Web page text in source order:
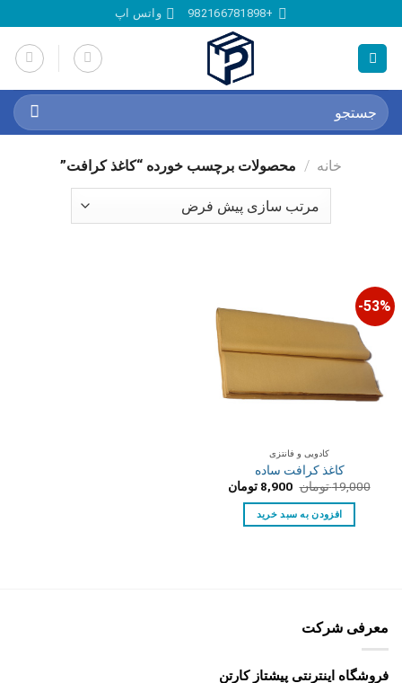
to
content
+982166781898 واتس اپ
جستجو
برای:
خانه / محصولات برچسب خورده “کاغذ کرافت”
53%-
کادویی و فانتزی
کاغذ کرافت ساده
19,000تومان قیمت
اصلی:
19,000 تومان
بود.
8,900 تومانقیمت
افزودن به سبد خرید
معرفی شرکت
فروشگاه اینترنتی پیشتاز کارتن